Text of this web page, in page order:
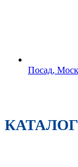
Посад,